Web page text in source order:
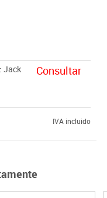
del lenguaje
Jack
Consultar
IVA incluido